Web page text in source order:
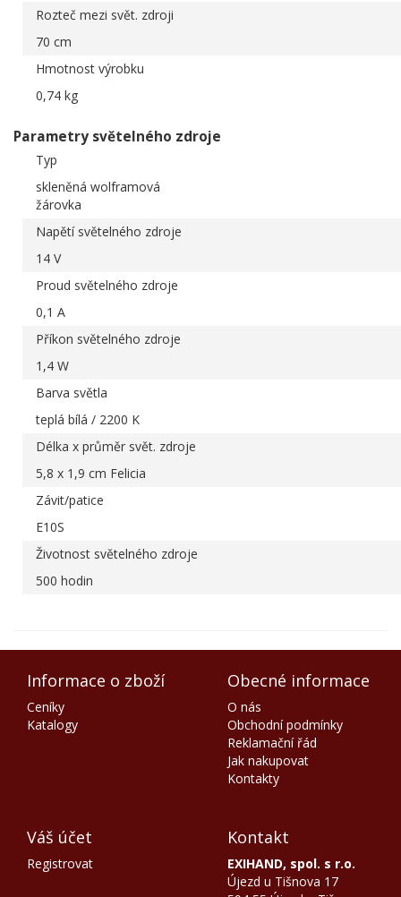
Rozteč mezi svět. zdroji
70 cm
Hmotnost výrobku
0,74 kg
Parametry světelného zdroje
Typ
skleněná wolframová
žárovka
Napětí světelného zdroje
14 V
Proud světelného zdroje
0,1 A
Příkon světelného zdroje
1,4 W
Barva světla
teplá bílá / 2200 K
Délka x průměr svět. zdroje
5,8 x 1,9 cm Felicia
Závit/patice
E10S
Životnost světelného zdroje
500 hodin
Informace o zboží
Ceníky
Katalogy
Obecné informace
O nás
Obchodní podmínky
Reklamační řád
Jak nakupovat
Kontakty
Váš účet
Registrovat
Kontakt
EXIHAND, spol. s r.o.
Újezd u Tišnova 17